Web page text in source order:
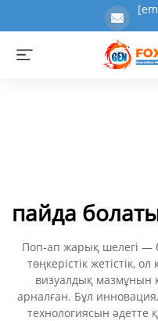
пайда
Поп-ап жарық шелегі —
төңкерістік жетістік,
визуалдық мазмұнын
арналған. Бұл
технологиясын әдетте